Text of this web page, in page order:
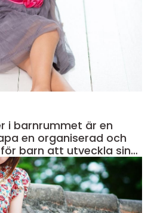
i barnrummet är en
en organiserad och
barn att utveckla sin